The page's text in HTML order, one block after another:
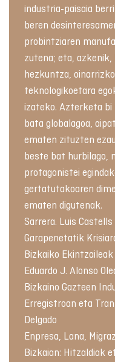
industria-paisaia
beren
probintziaren
zutena; eta,
hezkuntza,
teknologikoetara
izateko. Azterketa bi
bata globalagoa,
ematen zituzten
beste bat hurbilago,
protagonistei
gertatutakoaren
ematen digutenak.
Sarrera. Luis Castells
Garapenetatik
Bizkaiko
Eduardo J. Alonso
Bizkaino Gazteen
Erregistroan eta
Delgado
Enpresa, Lana,
Bizkaian: Hitzaldiak